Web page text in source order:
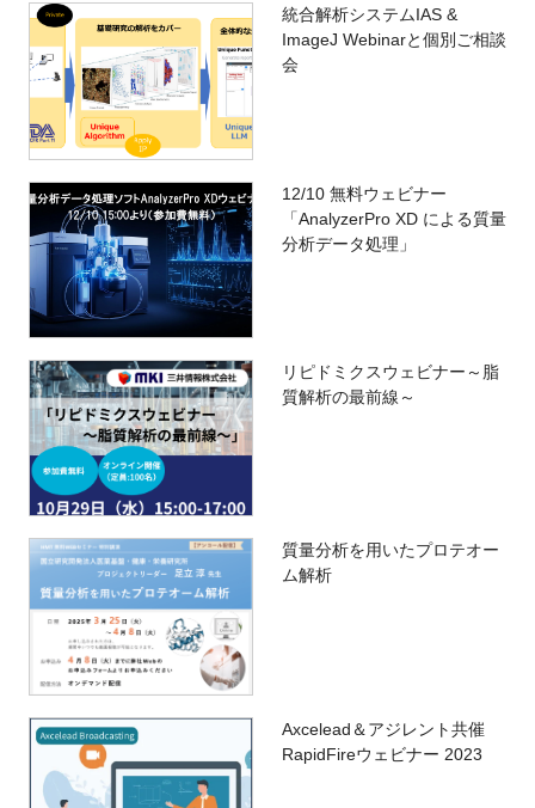
統合解析システムIAS &
ImageJ Webinarと個別ご相談
会
12/10 無料ウェビナー
「AnalyzerPro XD による質量
分析データ処理」
リピドミクスウェビナー～脂
質解析の最前線～
質量分析を用いたプロテオー
ム解析
Axcelead＆アジレント共催
RapidFireウェビナー 2023